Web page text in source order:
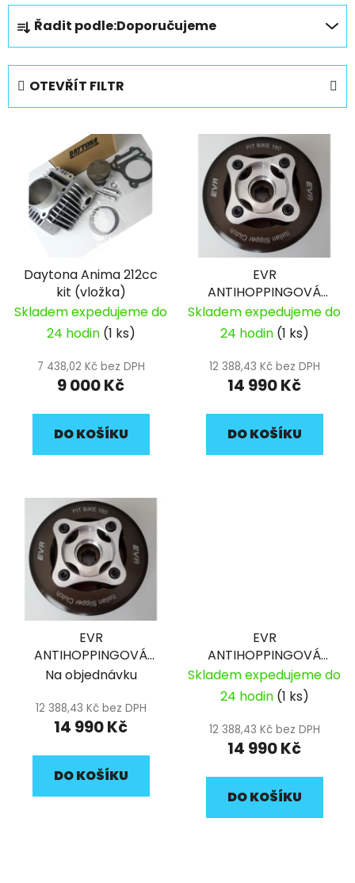
Ř
a
z
e
n
Řadit podle:Doporučujeme
OTEVŘÍT FILTR
u
Daytona Anima 212cc
kit (vložka)
Skladem expedujeme do
24 hodin (1 ks)
7 438,02 Kč bez DPH
9 000 Kč
DO KOŠÍKU
EVR
ANTIHOPPINGOVÁ
SPOJKA YX160
Skladem expedujeme do
24 hodin (1 ks)
12 388,43 Kč bez DPH
14 990 Kč
DO KOŠÍKU
EVR
ANTIHOPPINGOVÁ
SPOJKA ZS/DT 190
Na objednávku
12 388,43 Kč bez DPH
14 990 Kč
DO KOŠÍKU
EVR
ANTIHOPPINGOVÁ
SPOJKA ZS155
Skladem expedujeme do
24 hodin (1 ks)
12 388,43 Kč bez DPH
14 990 Kč
DO KOŠÍKU